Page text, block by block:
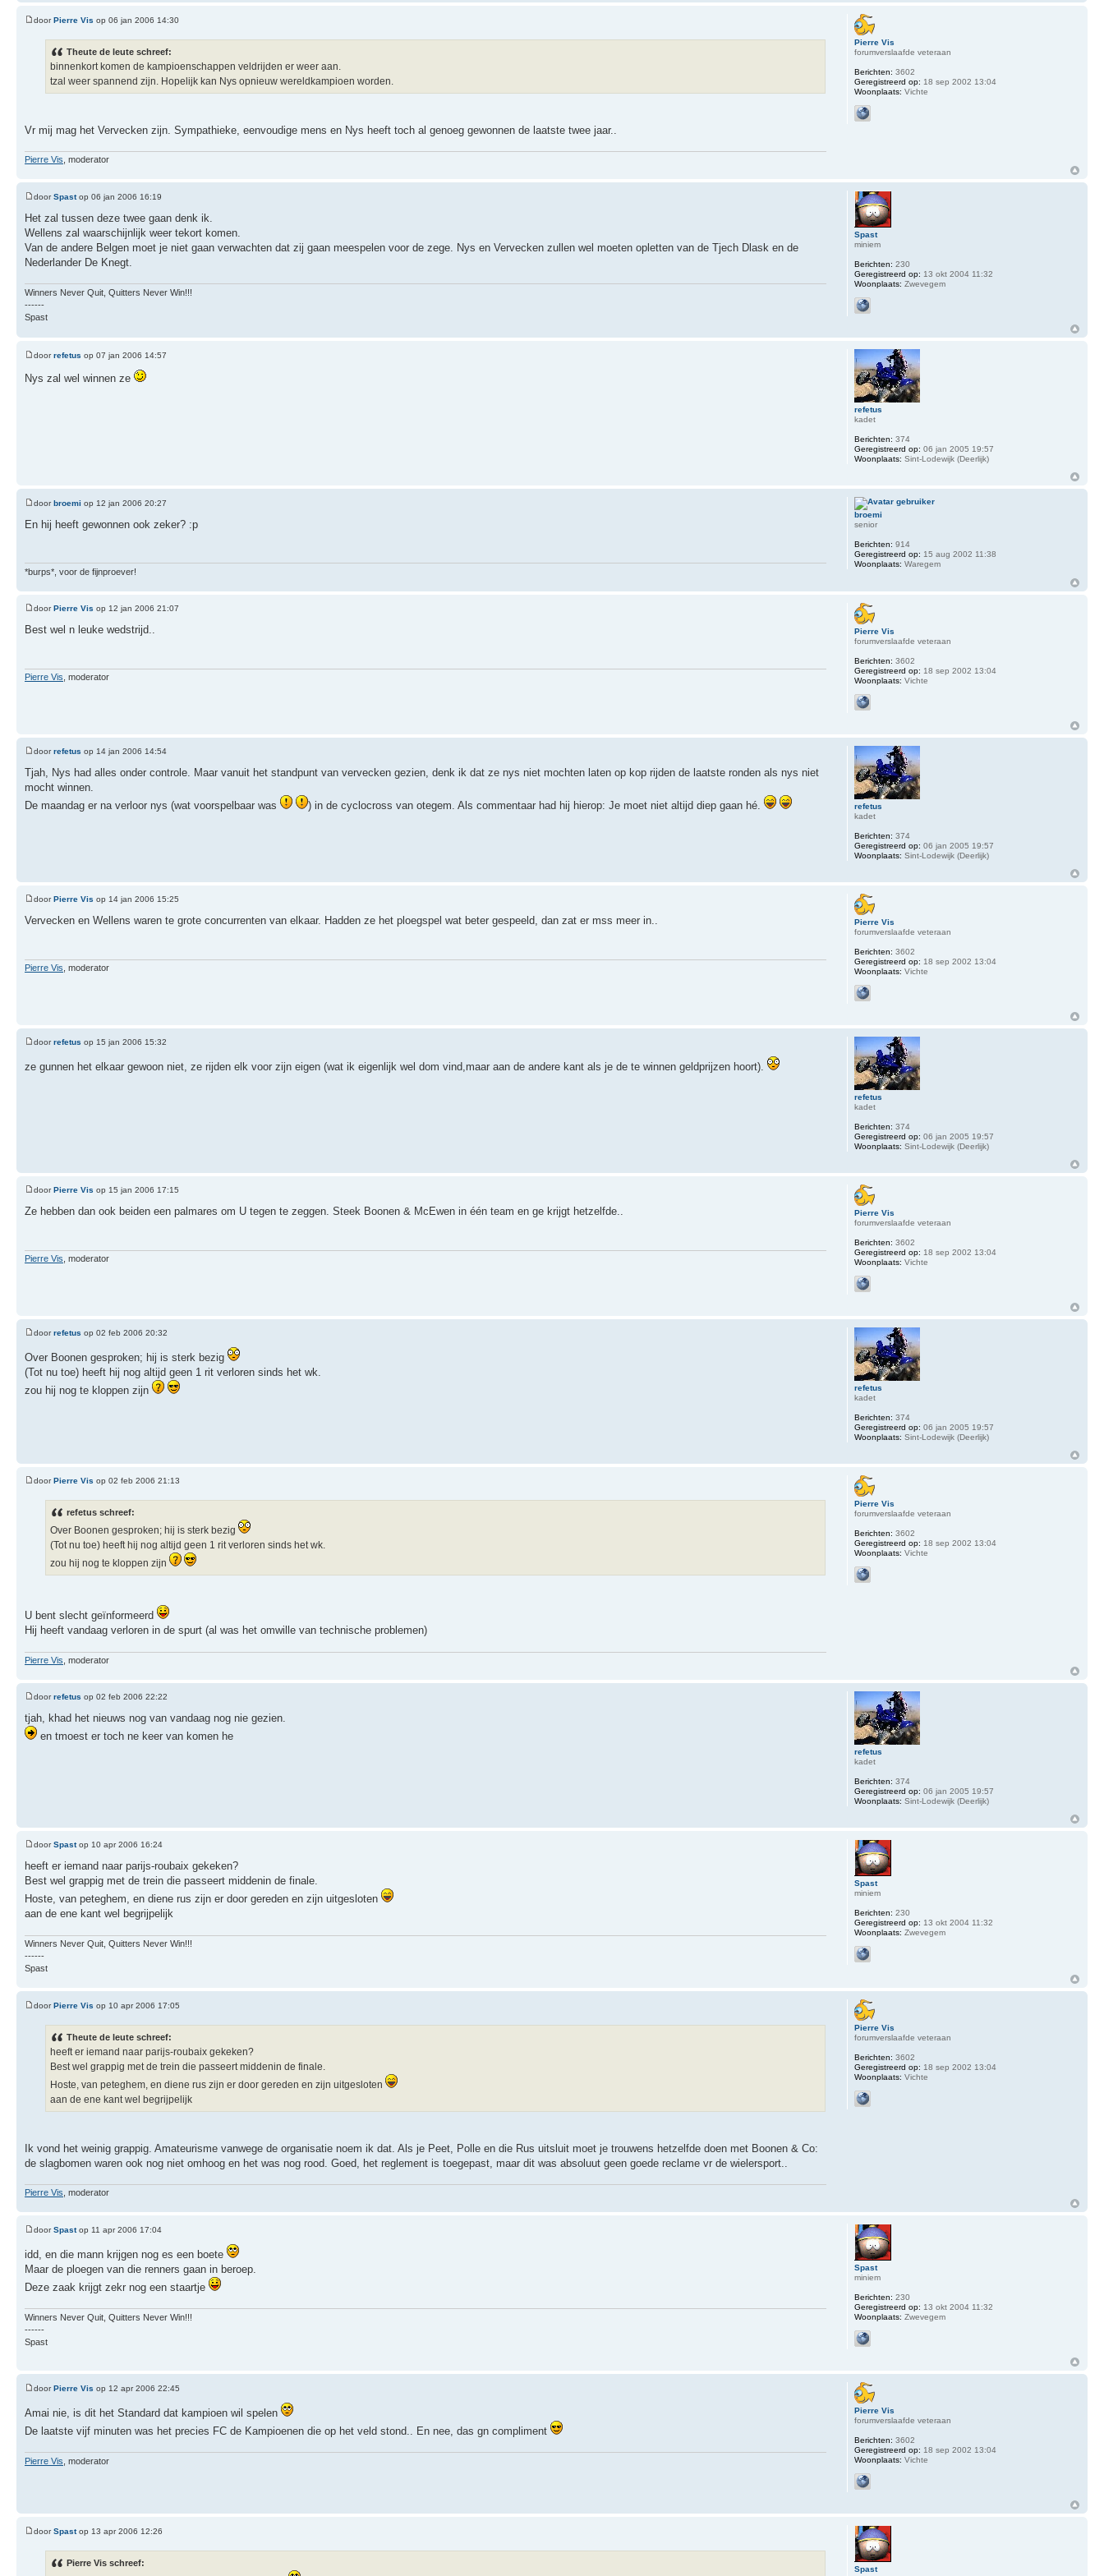
doorPierre Vis op 06 jan 2006 14:30
Theute de leute schreef:
binnenkort komen de kampioenschappen veldrijden er weer aan.
tzal weer spannend zijn. Hopelijk kan Nys opnieuw wereldkampioen worden.
Vr mij mag het Vervecken zijn. Sympathieke, eenvoudige mens en Nys heeft toch al genoeg gewonnen de laatste twee jaar..
Pierre Vis , moderator
Pierre Vis
forumverslaafde veteraan
Berichten: 3602
Geregistreerd op: 18 sep 2002 13:04
Woonplaats: Vichte
doorSpastop 06 jan 2006 16:19
Het zal tussen deze twee gaan denk ik.
Wellens zal waarschijnlijk weer tekort komen.
Van de andere Belgen moet je niet gaan verwachten dat zij gaan meespelen voor de zege. Nys en Vervecken zullen wel moeten opletten van de Tjech Dlask en de
Nederlander De Knegt.
Winners Never Quit, Quitters Never Win!!!
------
Spast
Spast
miniem
Berichten: 230
Geregistreerd op: 13 okt 2004 11:32
Woonplaats: Zwevegem
doorrefetus op 07 jan 2006 14:57
Nys zal wel winnen ze
refetus
kadet
Berichten: 374
Geregistreerd op: 06 jan 2005 19:57
Woonplaats: Sint-Lodewijk (Deerlijk)
doorbroemi op 12 jan 2006 20:27
En hij heeft gewonnen ook zeker? :p
*burps*, voor de fijnproever!
broemi
senior
Berichten: 914
Geregistreerd op: 15 aug 2002 11:38
Woonplaats: Waregem
doorPierre Vis op 12 jan 2006 21:07
Best wel n leuke wedstrijd..
Pierre Vis , moderator
Pierre Vis
forumverslaafde veteraan
Berichten: 3602
Geregistreerd op: 18 sep 2002 13:04
Woonplaats: Vichte
doorrefetus op 14 jan 2006 14:54
Tjah, Nys had alles onder controle. Maar vanuit het standpunt van vervecken gezien, denk ik dat ze nys niet mochten laten op kop rijden de laatste ronden als nys niet
mocht winnen.
De maandag er na verloor nys (wat voorspelbaar was
) in de cyclocross van otegem. Als commentaar had hij hierop: Je moet niet altijd diep gaan hé.
refetus
kadet
Berichten: 374
Geregistreerd op: 06 jan 2005 19:57
Woonplaats: Sint-Lodewijk (Deerlijk)
doorPierre Vis op 14 jan 2006 15:25
Vervecken en Wellens waren te grote concurrenten van elkaar. Hadden ze het ploegspel wat beter gespeeld, dan zat er mss meer in..
Pierre Vis , moderator
Pierre Vis
forumverslaafde veteraan
Berichten: 3602
Geregistreerd op: 18 sep 2002 13:04
Woonplaats: Vichte
doorrefetus op 15 jan 2006 15:32
ze gunnen het elkaar gewoon niet, ze rijden elk voor zijn eigen (wat ik eigenlijk wel dom vind,maar aan de andere kant als je de te winnen geldprijzen hoort).
refetus
kadet
Berichten: 374
Geregistreerd op: 06 jan 2005 19:57
Woonplaats: Sint-Lodewijk (Deerlijk)
doorPierre Vis op 15 jan 2006 17:15
Ze hebben dan ook beiden een palmares om U tegen te zeggen. Steek Boonen & McEwen in één team en ge krijgt hetzelfde..
Pierre Vis , moderator
Pierre Vis
forumverslaafde veteraan
Berichten: 3602
Geregistreerd op: 18 sep 2002 13:04
Woonplaats: Vichte
doorrefetus op 02 feb 2006 20:32
Over Boonen gesproken; hij is sterk bezig
(Tot nu toe) heeft hij nog altijd geen 1 rit verloren sinds het wk.
zou hij nog te kloppen zijn
refetus
kadet
Berichten: 374
Geregistreerd op: 06 jan 2005 19:57
Woonplaats: Sint-Lodewijk (Deerlijk)
doorPierre Vis op 02 feb 2006 21:13
refetus schreef:
Over Boonen gesproken; hij is sterk bezig
(Tot nu toe) heeft hij nog altijd geen 1 rit verloren sinds het wk.
zou hij nog te kloppen zijn
U bent slecht geïnformeerd
Hij heeft vandaag verloren in de spurt (al was het omwille van technische problemen)
Pierre Vis , moderator
Pierre Vis
forumverslaafde veteraan
Berichten: 3602
Geregistreerd op: 18 sep 2002 13:04
Woonplaats: Vichte
doorrefetus op 02 feb 2006 22:22
tjah, khad het nieuws nog van vandaag nog nie gezien.
en tmoest er toch ne keer van komen he
refetus
kadet
Berichten: 374
Geregistreerd op: 06 jan 2005 19:57
Woonplaats: Sint-Lodewijk (Deerlijk)
doorSpastop 10 apr 2006 16:24
heeft er iemand naar parijs-roubaix gekeken?
Best wel grappig met de trein die passeert middenin de finale.
Hoste, van peteghem, en diene rus zijn er door gereden en zijn uitgesloten
aan de ene kant wel begrijpelijk
Winners Never Quit, Quitters Never Win!!!
------
Spast
Spast
miniem
Berichten: 230
Geregistreerd op: 13 okt 2004 11:32
Woonplaats: Zwevegem
doorPierre Vis op 10 apr 2006 17:05
Theute de leute schreef:
heeft er iemand naar parijs-roubaix gekeken?
Best wel grappig met de trein die passeert middenin de finale.
Hoste, van peteghem, en diene rus zijn er door gereden en zijn uitgesloten
aan de ene kant wel begrijpelijk
Ik vond het weinig grappig. Amateurisme vanwege de organisatie noem ik dat. Als je Peet, Polle en die Rus uitsluit moet je trouwens hetzelfde doen met Boonen & Co:
de slagbomen waren ook nog niet omhoog en het was nog rood. Goed, het reglement is toegepast, maar dit was absoluut geen goede reclame vr de wielersport..
Pierre Vis, moderator
Pierre Vis
forumverslaafde veteraan
Berichten: 3602
Geregistreerd op: 18 sep 2002 13:04
Woonplaats: Vichte
doorSpastop 11 apr 2006 17:04
idd, en die mann krijgen nog es een boete
Maar de ploegen van die renners gaan in beroep.
Deze zaak krijgt zekr nog een staartje
Winners Never Quit, Quitters Never Win!!!
------
Spast
Spast
miniem
Berichten: 230
Geregistreerd op: 13 okt 2004 11:32
Woonplaats: Zwevegem
doorPierre Vis op 12 apr 2006 22:45
Amai nie, is dit het Standard dat kampioen wil spelen
De laatste vijf minuten was het precies FC de Kampioenen die op het veld stond.. En nee, das gn compliment
Pierre Vis , moderator
Pierre Vis
forumverslaafde veteraan
Berichten: 3602
Geregistreerd op: 18 sep 2002 13:04
Woonplaats: Vichte
doorSpastop 13 apr 2006 12:26
Pierre Vis schreef:
Spast